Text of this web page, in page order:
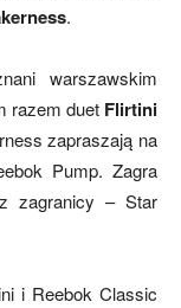
.
warszawskim
razem duet Flirtini
zapraszają na
Pump. Zagra
zagranicy – Star
i Reebok Classic